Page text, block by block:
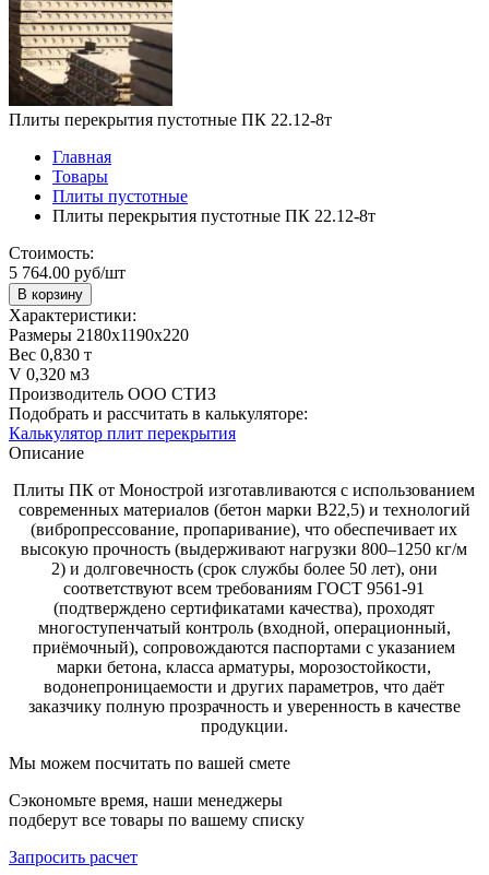
Плиты перекрытия пустотные ПК 22.12-8т
Главная
Товары
Плиты пустотные
Плиты перекрытия пустотные ПК 22.12-8т
Стоимость:
5 764.00 руб/шт
В корзину
Характеристики:
Размеры 2180х1190х220
Вес 0,830 т
V 0,320 м3
Производитель ООО СТИЗ
Подобрать и рассчитать в калькуляторе:
Калькулятор плит перекрытия
Описание
Плиты ПК от Монострой изготавливаются с использованием
современных материалов (бетон марки В22,5) и технологий
(вибропрессование, пропаривание), что обеспечивает их
высокую прочность (выдерживают нагрузки 800–1250 кг/м
2) и долговечность (срок службы более 50 лет), они
соответствуют всем требованиям ГОСТ 9561‑91
(подтверждено сертификатами качества), проходят
многоступенчатый контроль (входной, операционный,
приёмочный), сопровождаются паспортами с указанием
марки бетона, класса арматуры, морозостойкости,
водонепроницаемости и других параметров, что даёт
заказчику полную прозрачность и уверенность в качестве
продукции.
Мы можем посчитать по вашей смете
Сэкономьте время, наши менеджеры
подберут все товары по вашему списку
Запросить расчет